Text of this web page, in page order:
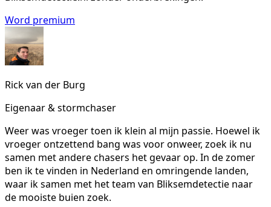
Word premium
Rick van der Burg
Eigenaar & stormchaser
Weer was vroeger toen ik klein al mijn passie. Hoewel ik
vroeger ontzettend bang was voor onweer, zoek ik nu
samen met andere chasers het gevaar op. In de zomer
ben ik te vinden in Nederland en omringende landen,
waar ik samen met het team van Bliksemdetectie naar
de mooiste buien zoek.